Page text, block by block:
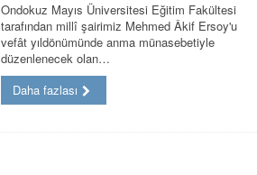
Ondokuz Mayıs Üniversitesi Eğitim Fakültesi
tarafından millî şairimiz Mehmed Âkif Ersoy'u
vefât yıldönümünde anma münasebetiyle
düzenlenecek olan…
Daha fazlası